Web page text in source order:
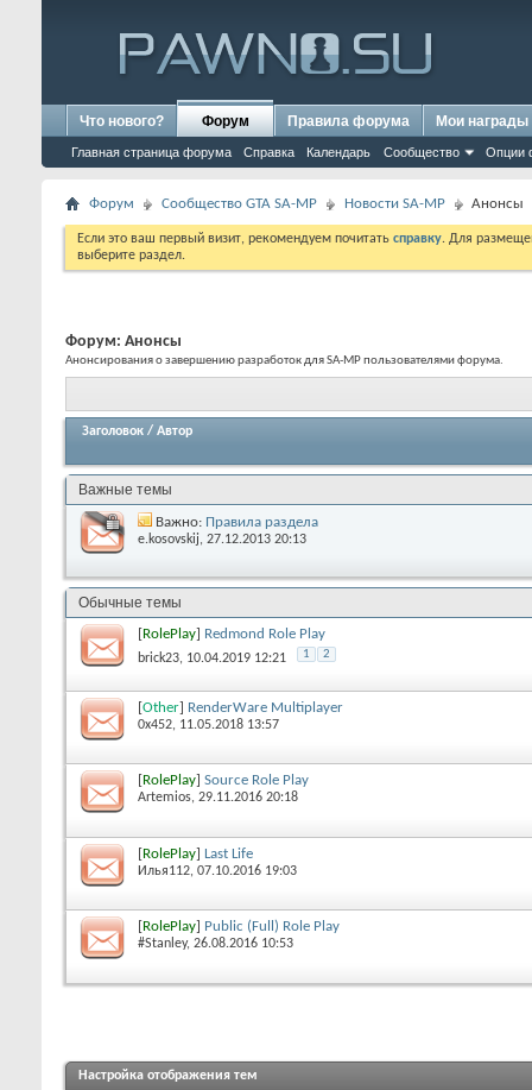
Что нового? Форум
Главная страница форума Справка Календарь Сообщество Опции
Правила форума Мои награды
Форум Сообщество GTA SA-MP Новости SA-MP Анонсы
Если это ваш первый визит, рекомендуем почитать справку. Для
выберите раздел.
Форум: Анонсы
Анонсирования о завершению разработок для SA-MP пользователями форума.
Заголовок / Автор
Важные темы
Важно: Правила раздела
e.kosovskij, 27.12.2013 20:13
Обычные темы
RolePlay Redmond Role Play
brick23, 10.04.2019 12:21 1 2
[Other] RenderWare Multiplayer
0x452, 11.05.2018 13:57
RolePlay Source Role Play
Artemios, 29.11.2016 20:18
[RolePlay] Last Life
Илья112, 07.10.2016 19:03
RolePlay Public (Full) Role Play
#Stanley, 26.08.2016 10:53
Настройка отображения тем